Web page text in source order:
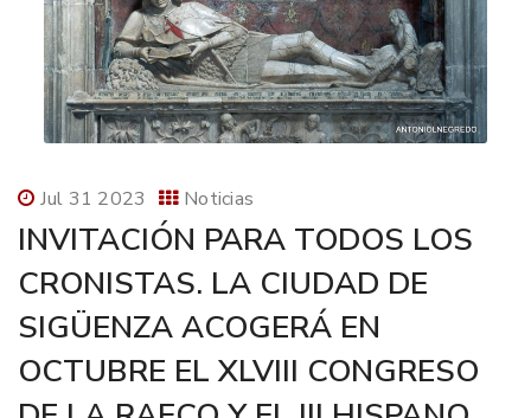
Jul 31 2023 Noticias
INVITACIÓN PARA TODOS LOS
CRONISTAS. LA CIUDAD DE
SIGÜENZA ACOGERÁ EN
OCTUBRE EL XLVIII CONGRESO